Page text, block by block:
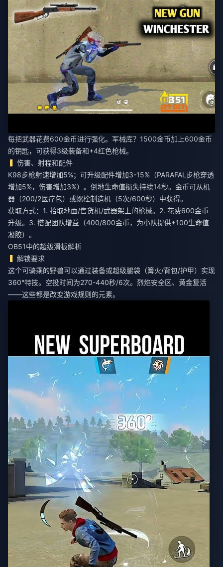
每把武器花费600金币进行强化。军械库？1500金币加上600金币
的钥匙，可获得3级装备和+4红色枪械。
伤害、射程和配件
K98步枪射速增加5%；可升级配件增加3-15%（PARAFAL步枪穿透
增加5%，伤害增加3%）。倒地生命值损失持续14秒。金币可从机
器（200/2医疗包）或螺栓制造机（5次/600秒）中获得。
获取方式：1. 拾取地面/售货机/武器架上的枪械。2. 花费600金币
升级。3. 搭配团队增益（400/800金币，为小队提供+100生命值
凝胶）。
OB51中的超级滑板解析
解锁要求
这个可骑乘的野兽可以通过装备或超级腿袋（篝火/背包/护甲）实现
360°特技。空投时间为270-440秒/6次。烈焰安全区、黄金复活
——这些都是改变游戏规则的元素。